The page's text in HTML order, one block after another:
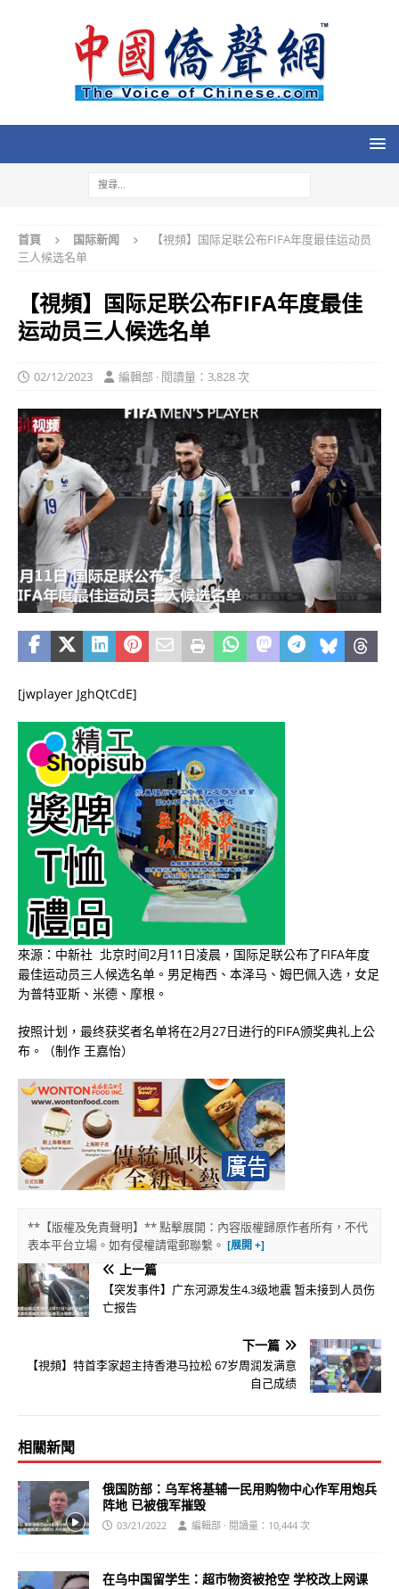
首頁 国际新闻
【視頻】国际足联公布FIFA年度最佳运动员
三人候选名单
【視頻】国际足联公布FIFA年度最佳
运动员三人候选名单
02/12/2023 編輯部 · 閱讀量：3,828 次
[jwplayer JghQtCdE]
來源：中新社 北京时间2月11日凌晨，国际足联公布了FIFA年度
最佳运动员三人候选名单。男足梅西、本泽马、姆巴佩入选，女足
为普特亚斯、󠁧󠁢󠁥󠁮󠁧󠁿米德、摩根。
按照计划，最终获奖者名单将在2月27日进行的FIFA颁奖典礼上公
布。（制作 王嘉怡）
**【版權及免責聲明】** 點擊展開：內容版權歸原作者所有，不代
表本平台立場。如有侵權請電郵聯繫。
上一篇
【突发事件】广东河源发生4.3级地震 暂未接到人员伤
亡报告
下一篇
【視頻】特首李家超主持香港马拉松 67岁周润发满意
自己成绩
相關新聞
俄国防部：乌军将基辅一民用购物中心作军用炮兵
阵地 已被俄军摧毁
03/21/2022 編輯部 · 閱讀量：10,444 次
在乌中国留学生：超市物资被抢空 学校改上网课